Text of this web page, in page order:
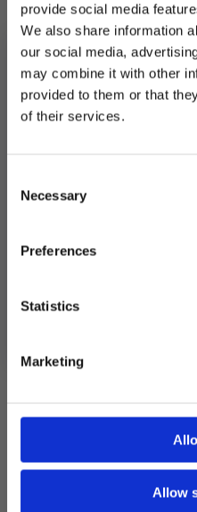
provide social media
We also share information
our social media,
may combine it with other
provided to them or that
of their services.
Selection
Necessary
Preferences
Statistics
Marketing
Allow
Utsolgt
Produktnummer:106133
Kategorier:Ballonger,
Stikkord:
Oktoberfest